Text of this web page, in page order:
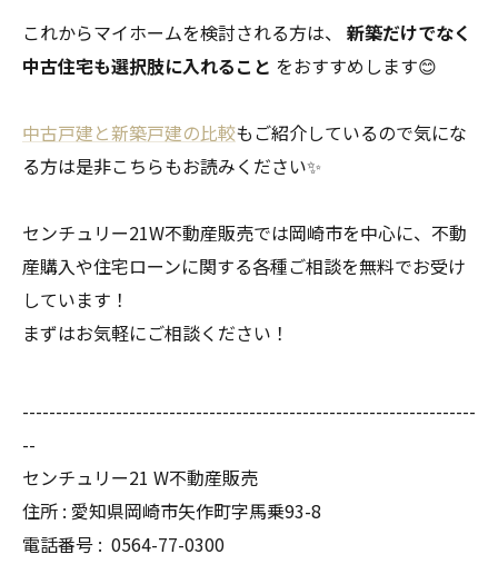
これからマイホームを検討される方は、 新築だけでなく
中古住宅も選択肢に入れること をおすすめします😊
中古戸建と新築戸建の比較もご紹介しているので気にな
る方は是非こちらもお読みください✨
センチュリー21W不動産販売では岡崎市を中心に、不動
産購入や住宅ローンに関する各種ご相談を無料でお受け
しています！
まずはお気軽にご相談ください！
--------------------------------------------------------------------
--
センチュリー21 W不動産販売
住所 : 愛知県岡崎市矢作町字馬乗93-8
電話番号 : 0564-77-0300